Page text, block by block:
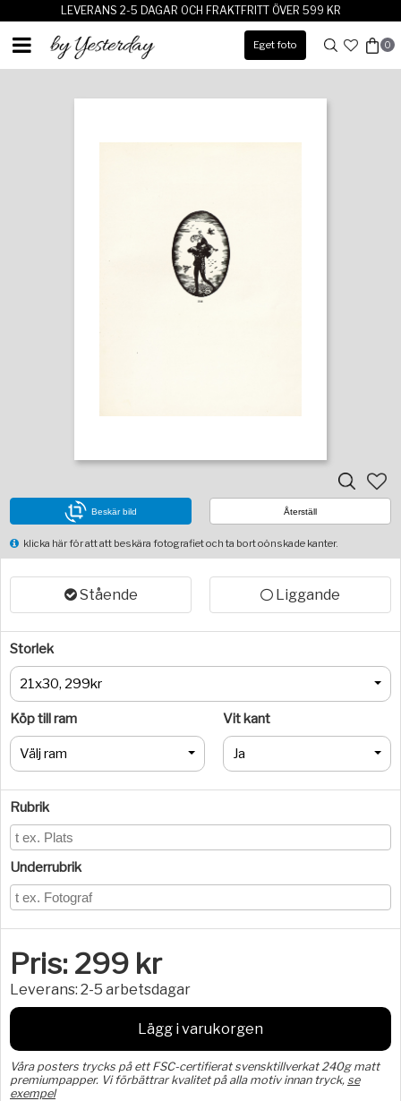
LEVERANS 2-5 DAGAR OCH FRAKTFRITT ÖVER 599 KR
Eget foto 0
Beskär bild Återställ
klicka här för att att beskära fotografiet och ta bort oönskade kanter.
Stående Liggande
Storlek
21x30, 299kr
Köp till ram
Välj ram
Vit kant
Ja
Rubrik
Underrubrik
Pris: 299 kr
Leverans: 2-5 arbetsdagar
Lägg i varukorgen
Våra posters trycks på ett FSC-certifierat svensktillverkat 240g matt
premiumpapper. Vi förbättrar kvalitet på alla motiv innan tryck, se
exempel